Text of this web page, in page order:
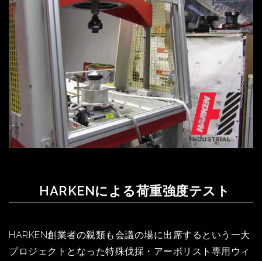
HARKENによる荷重強度テスト
HARKEN創業者の親類も会議の場に出席するという一大
プロジェクトとなった特殊伐採・アーボリスト専用ウィ